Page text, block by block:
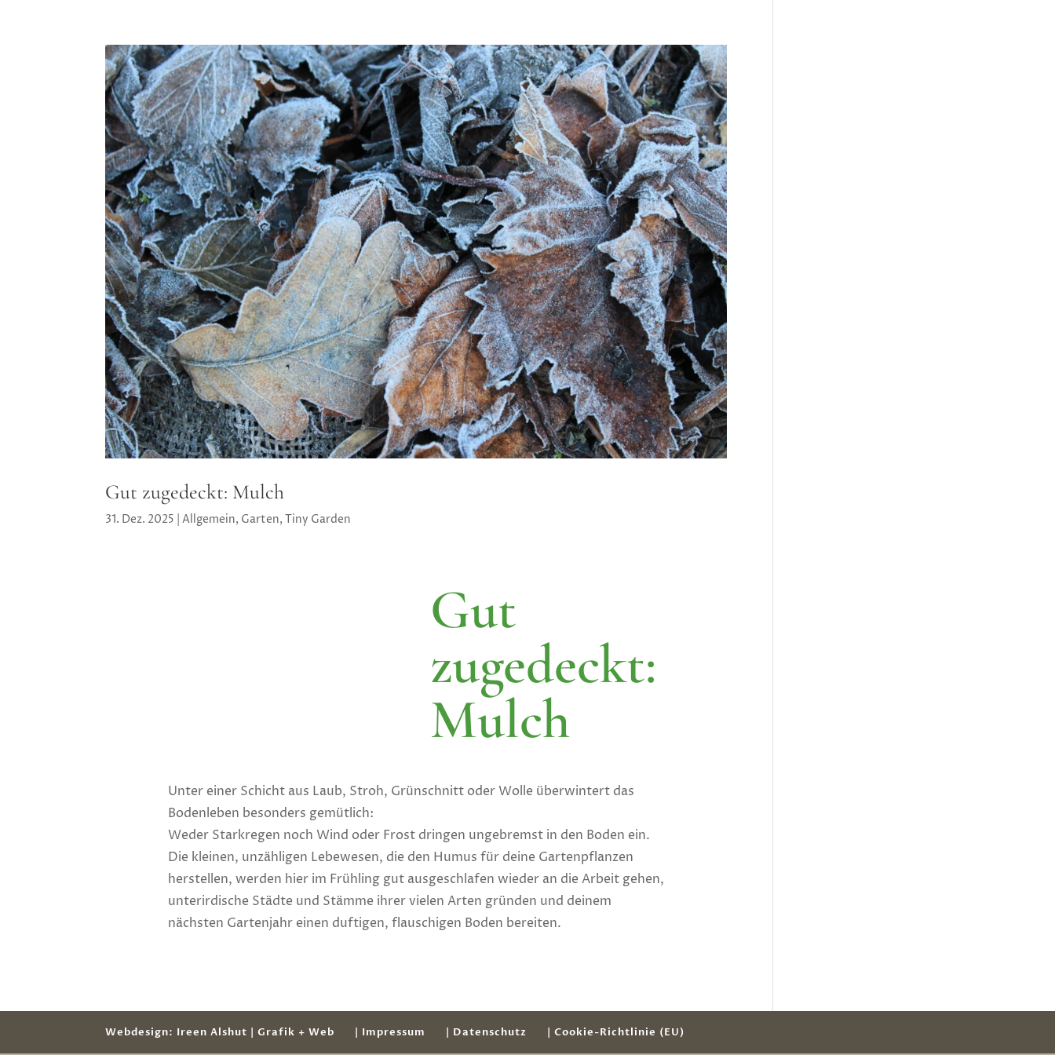
Gut zugedeckt: Mulch
31. Dez. 2025 |Allgemein, Garten,Tiny Garden
Gut
zugedeckt:
Mulch
Unter einer Schicht aus Laub, Stroh, Grünschnitt oder Wolle überwintert das
Bodenleben besonders gemütlich:
Weder Starkregen noch Wind oder Frost dringen ungebremst in den Boden ein.
Die kleinen, unzähligen Lebewesen, die den Humus für deine Gartenpflanzen
herstellen, werden hier im Frühling gut ausgeschlafen wieder an die Arbeit gehen,
unterirdische Städte und Stämme ihrer vielen Arten gründen und deinem
nächsten Gartenjahr einen duftigen, flauschigen Boden bereiten.
Webdesign: Ireen Alshut | Grafik + Web | Impressum | Datenschutz | Cookie-Richtlinie (EU)